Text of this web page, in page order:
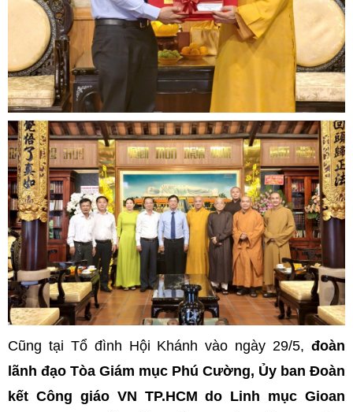
Cũng tại Tổ đình Hội Khánh vào ngày 29/5, đoàn
lãnh đạo Tòa Giám mục Phú Cường, Ủy ban Đoàn
kết Công giáo VN TP.HCM do Linh mục Gioan